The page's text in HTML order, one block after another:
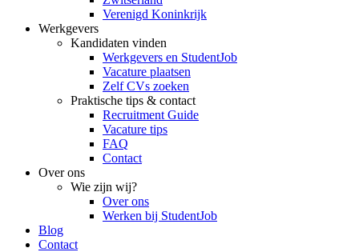
Verenigd Koninkrijk
Werkgevers
Kandidaten vinden
Werkgevers en StudentJob
Vacature plaatsen
Zelf CVs zoeken
Praktische tips & contact
Recruitment Guide
Vacature tips
FAQ
Contact
Over ons
Wie zijn wij?
Over ons
Werken bij StudentJob
Blog
Contact